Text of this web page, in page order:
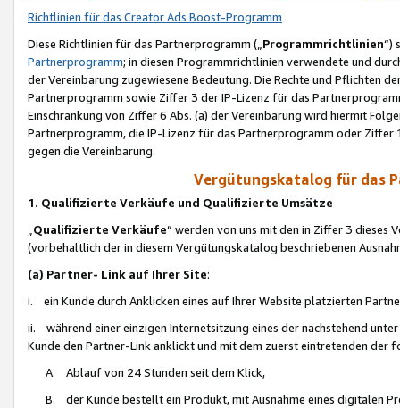
Richtlinien für das Creator Ads Boost-Programm
Diese Richtlinien für das Partnerprogramm („Programmrichtlinien“)
Partnerprogramm; in diesen Programmrichtlinien verwendete und
der Vereinbarung zugewiesene Bedeutung. Die Rechte und Pflichten
Partnerprogramm sowie Ziffer 3 der IP-Lizenz für das
Einschränkung von Ziffer 6 Abs. (a) der Vereinbarung wird hiermit
Partnerprogramm, die IP-Lizenz für das Partnerprogramm oder
gegen die Vereinbarung.
Vergütungskatalog für das
1. Qualifizierte Verkäufe und Qualifizierte Umsätze
Qualifizierte Verkäufe“ werden von uns mit den in Ziffer 3
(vorbehaltlich der in diesem Vergütungskatalog beschriebenen
(a) Partner- Link auf Ihrer Site:
i. ein Kunde durch Anklicken eines auf Ihrer Website platzierten
ii. während einer einzigen Internetsitzung eines der nachstehend
Kunde den Partner-Link anklickt und mit dem zuerst eintretenden der
A. Ablauf von 24 Stunden seit dem Klick,
B. der Kunde bestellt ein Produkt, mit Ausnahme eines digitalen